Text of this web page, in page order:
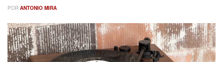
POR ANTONIO MIRA